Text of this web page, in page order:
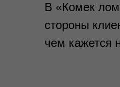
В «Комек
стороны
чем кажется